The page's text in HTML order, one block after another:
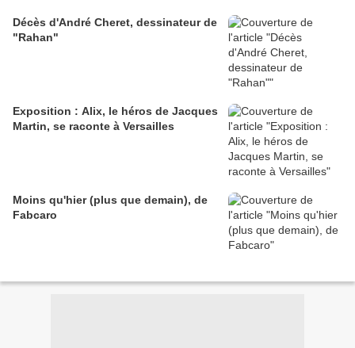
Décès d'André Cheret, dessinateur de
"Rahan"
Exposition : Alix, le héros de Jacques
Martin, se raconte à Versailles
Moins qu'hier (plus que demain), de
Fabcaro